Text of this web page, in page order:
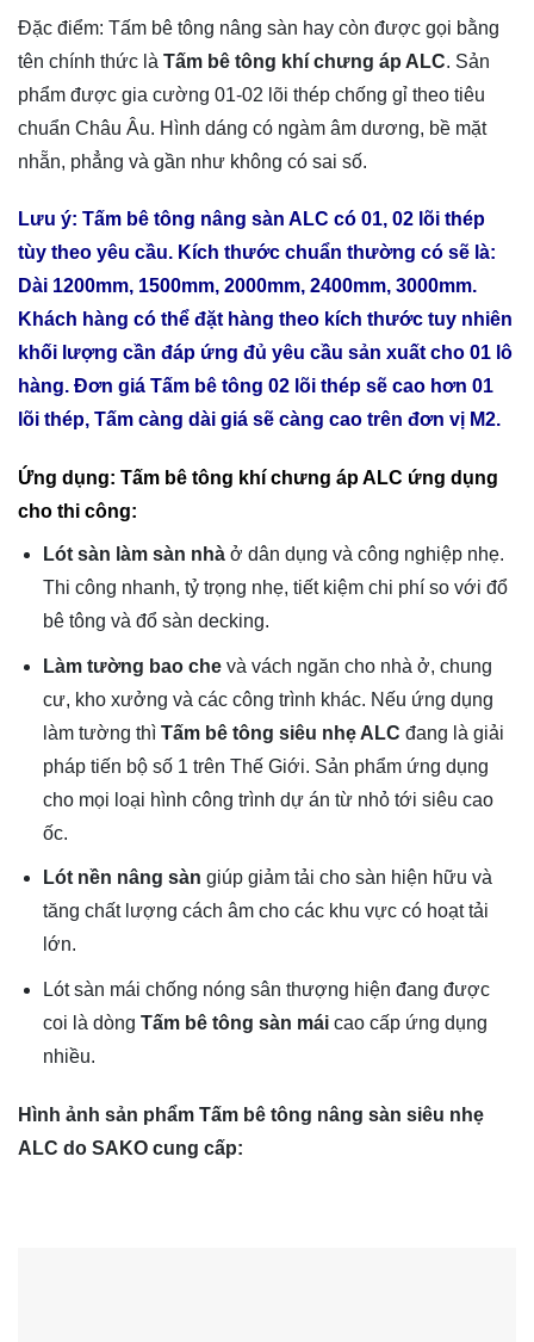
Đặc điểm: Tấm bê tông nâng sàn hay còn được gọi bằng
tên chính thức là Tấm bê tông khí chưng áp ALC. Sản
phẩm được gia cường 01-02 lõi thép chống gỉ theo tiêu
chuẩn Châu Âu. Hình dáng có ngàm âm dương, bề mặt
nhẵn, phẳng và gần như không có sai số.
Lưu ý: Tấm bê tông nâng sàn ALC có 01, 02 lõi thép
tùy theo yêu cầu. Kích thước chuẩn thường có sẽ là:
Dài 1200mm, 1500mm, 2000mm, 2400mm, 3000mm.
Khách hàng có thể đặt hàng theo kích thước tuy nhiên
khối lượng cần đáp ứng đủ yêu cầu sản xuất cho 01 lô
hàng. Đơn giá Tấm bê tông 02 lõi thép sẽ cao hơn 01
lõi thép, Tấm càng dài giá sẽ càng cao trên đơn vị M2.
Ứng dụng: Tấm bê tông khí chưng áp ALC ứng dụng
cho thi công:
Lót sàn làm sàn nhàở dân dụng và công nghiệp nhẹ.
Thi công nhanh, tỷ trọng nhẹ, tiết kiệm chi phí so với đổ
bê tông và đổ sàn decking.
Làm tường bao chevà vách ngăn cho nhà ở, chung
cư, kho xưởng và các công trình khác. Nếu ứng dụng
làm tường thì Tấm bê tông siêu nhẹ ALC đang là giải
pháp tiến bộ số 1 trên Thế Giới. Sản phẩm ứng dụng
cho mọi loại hình công trình dự án từ nhỏ tới siêu cao
ốc.
Lót nền nâng sàn giúp giảm tải cho sàn hiện hữu và
tăng chất lượng cách âm cho các khu vực có hoạt tải
lớn.
Lót sàn mái chống nóng sân thượng hiện đang được
coi là dòng Tấm bê tông sàn máicao cấp ứng dụng
nhiều.
Hình ảnh sản phẩm Tấm bê tông nâng sàn siêu nhẹ
ALC do SAKO cung cấp: